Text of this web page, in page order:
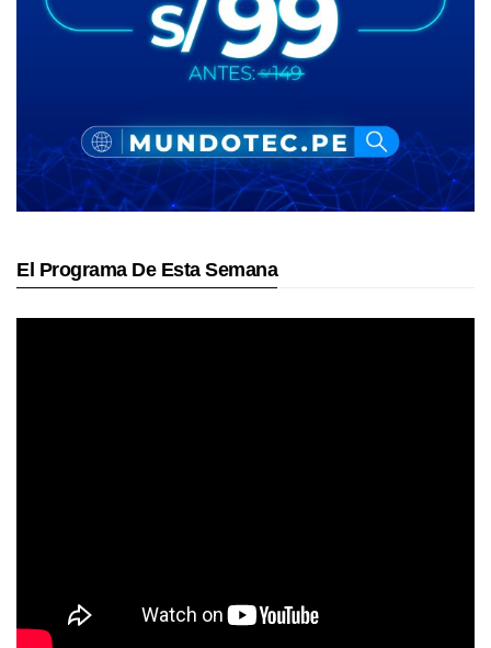
El Programa De Esta Semana